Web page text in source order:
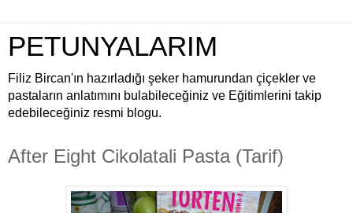
PETUNYALARIM
Filiz Bircan'ın hazırladığı şeker hamurundan çiçekler ve
pastaların anlatımını bulabileceğiniz ve Eğitimlerini takip
edebileceğiniz resmi blogu.
After Eight Cikolatali Pasta (Tarif)